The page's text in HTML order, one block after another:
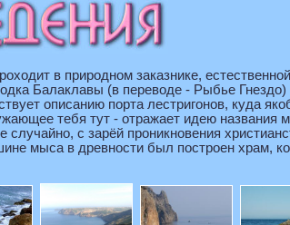
в природном заказнике,
Балаклавы (в переводе - Рыбье
описанию порта лестригонов, куда
тебя тут - отражает идею названия
случайно, с зарёй проникновения
мыса в древности был построен храм,